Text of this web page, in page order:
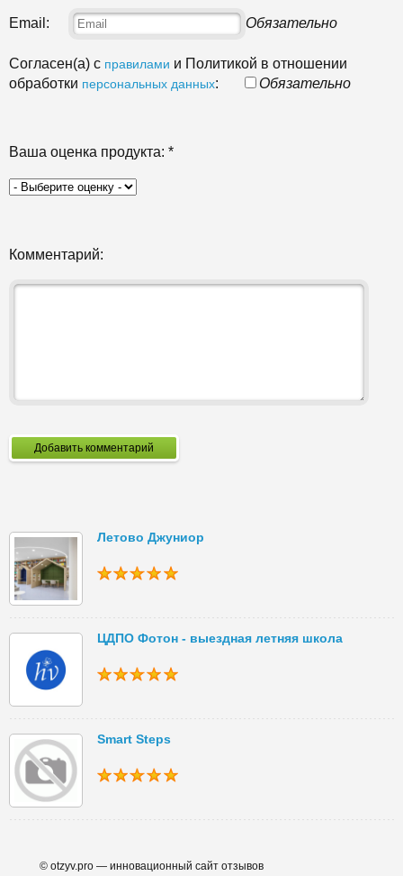
Email: Обязательно
Согласен(а) с правилами и Политикой в отношении
обработки персональных данных: Обязательно
Ваша оценка продукта: *
Комментарий:
Добавить комментарий
Летово Джуниор
ЦДПО Фотон - выездная летняя школа
Smart Steps
© otzyv.pro — инновационный сайт отзывов